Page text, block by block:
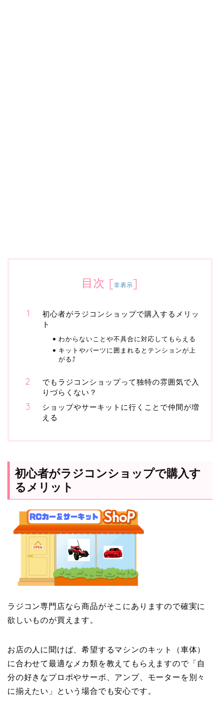
目次 [非表示]
初心者がラジコンショップで購入するメリッ
ト
わからないことや不具合に対応してもらえる
キットやパーツに囲まれるとテンションが上
がる⤴
でもラジコンショップって独特の雰囲気で入
りづらくない？
ショップやサーキットに行くことで仲間が増
える
初心者がラジコンショップで購入す
るメリット
ラジコン専門店なら商品がそこにありますので確実に
欲しいものが買えます。
お店の人に聞けば、希望するマシンのキット（車体）
に合わせて最適なメカ類を教えてもらえますので「自
分の好きなプロポやサーボ、アンプ、モーターを別々
に揃えたい」という場合でも安心です。